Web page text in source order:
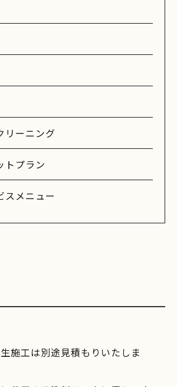
リーニング
トプラン
スメニュー
施工は別途見積もりいたしま